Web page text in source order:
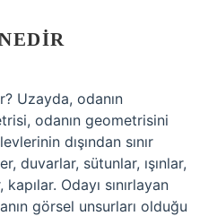
Uzayda, odanın
odanın geometrisini
dışından sınır
duvarlar, sütunlar, ışınlar,
Odayı sınırlayan
görsel unsurları olduğu